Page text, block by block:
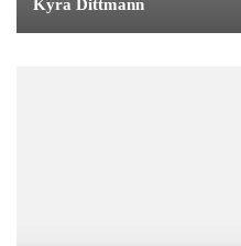
Kyra Dittmann